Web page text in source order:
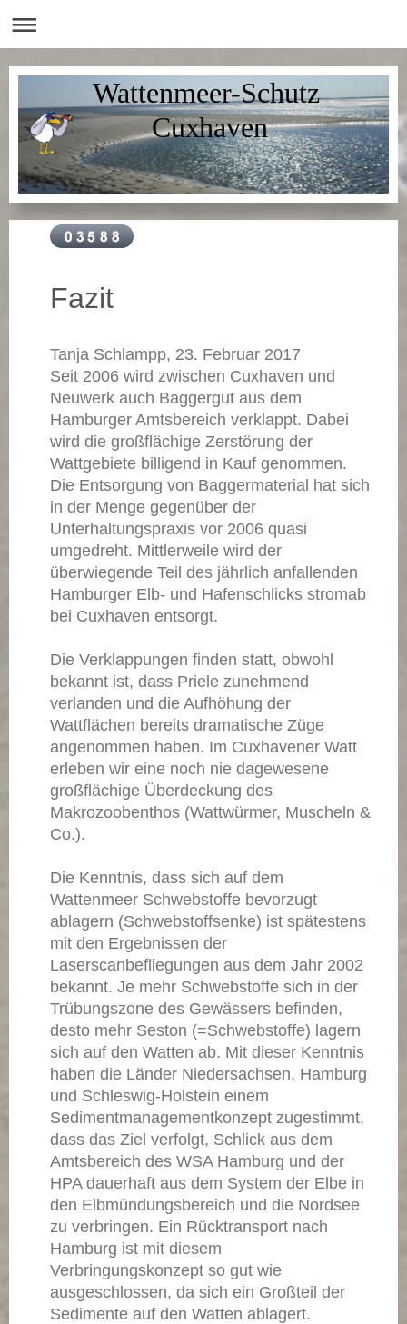
Wattenmeer-Schutz
Cuxhaven
Fazit
Tanja Schlampp, 23. Februar 2017
Seit 2006 wird zwischen Cuxhaven und
Neuwerk auch Baggergut aus dem
Hamburger Amtsbereich verklappt. Dabei
wird die großflächige Zerstörung der
Wattgebiete billigend in Kauf genommen.
Die Entsorgung von Baggermaterial hat sich
in der Menge gegenüber der
Unterhaltungspraxis vor 2006 quasi
umgedreht. Mittlerweile wird der
überwiegende Teil des jährlich anfallenden
Hamburger Elb- und Hafenschlicks stromab
bei Cuxhaven entsorgt.
Die Verklappungen finden statt, obwohl
bekannt ist, dass Priele zunehmend
verlanden und die Aufhöhung der
Wattflächen bereits dramatische Züge
angenommen haben. Im Cuxhavener Watt
erleben wir eine noch nie dagewesene
großflächige Überdeckung des
Makrozoobenthos (Wattwürmer, Muscheln &
Co.).
Die Kenntnis, dass sich auf dem
Wattenmeer Schwebstoffe bevorzugt
ablagern (Schwebstoffsenke) ist spätestens
mit den Ergebnissen der
Laserscanbefliegungen aus dem Jahr 2002
bekannt. Je mehr Schwebstoffe sich in der
Trübungszone des Gewässers befinden,
desto mehr Seston (=Schwebstoffe) lagern
sich auf den Watten ab. Mit dieser Kenntnis
haben die Länder Niedersachsen, Hamburg
und Schleswig-Holstein einem
Sedimentmanagementkonzept zugestimmt,
dass das Ziel verfolgt, Schlick aus dem
Amtsbereich des WSA Hamburg und der
HPA dauerhaft aus dem System der Elbe in
den Elbmündungsbereich und die Nordsee
zu verbringen. Ein Rücktransport nach
Hamburg ist mit diesem
Verbringungskonzept so gut wie
ausgeschlossen, da sich ein Großteil der
Sedimente auf den Watten ablagert.